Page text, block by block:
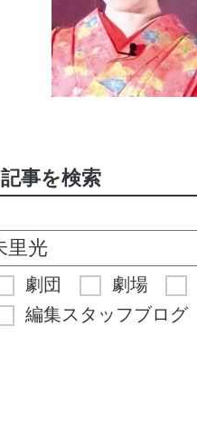
記事を検索
劇団 劇場
編集スタッフブログ